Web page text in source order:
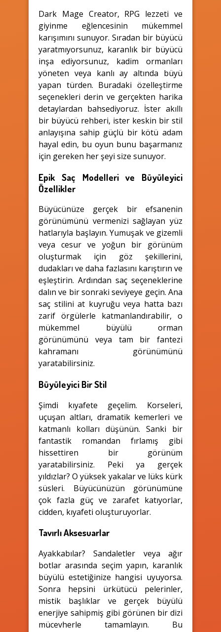
Dark Mage Creator, RPG lezzeti ve
giyinme eğlencesinin mükemmel
karışımını sunuyor. Sıradan bir büyücü
yaratmıyorsunuz, karanlık bir büyücü
inşa ediyorsunuz, kadim ormanları
yöneten veya kanlı ay altında büyü
yapan türden. Buradaki özelleştirme
seçenekleri derin ve gerçekten harika
detaylardan bahsediyoruz. İster akıllı
bir büyücü rehberi, ister keskin bir stil
anlayışına sahip güçlü bir kötü adam
hayal edin, bu oyun bunu başarmanız
için gereken her şeyi size sunuyor.
Epik Saç Modelleri ve Büyüleyici
Özellikler
Büyücünüze gerçek bir efsanenin
görünümünü vermenizi sağlayan yüz
hatlarıyla başlayın. Yumuşak ve gizemli
veya cesur ve yoğun bir görünüm
oluşturmak için göz şekillerini,
dudakları ve daha fazlasını karıştırın ve
eşleştirin. Ardından saç seçeneklerine
dalın ve bir sonraki seviyeye geçin. Ana
saç stilini at kuyruğu veya hatta bazı
zarif örgülerle katmanlandırabilir, o
mükemmel büyülü orman
görünümünü veya tam bir fantezi
kahramanı görünümünü
yaratabilirsiniz.
Büyüleyici Bir Stil
Şimdi kıyafete geçelim. Korseleri,
uçuşan altları, dramatik kemerleri ve
katmanlı kolları düşünün. Sanki bir
fantastik romandan fırlamış gibi
hissettiren bir görünüm
yaratabilirsiniz. Peki ya gerçek
yıldızlar? O yüksek yakalar ve lüks kürk
süsleri. Büyücünüzün görünümüne
çok fazla güç ve zarafet katıyorlar,
cidden, kıyafeti oluşturuyorlar.
Tavırlı Aksesuarlar
Ayakkabılar? Sandaletler veya ağır
botlar arasında seçim yapın, karanlık
büyülü estetiğinize hangisi uyuyorsa.
Sonra hepsini ürkütücü pelerinler,
mistik başlıklar ve gerçek büyülü
enerjiye sahipmiş gibi görünen bir dizi
mücevherle tamamlayın. Bu